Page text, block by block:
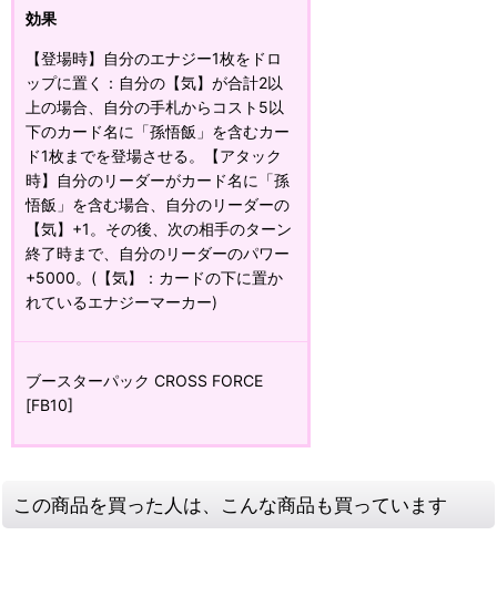
効果
【登場時】自分のエナジー1枚をドロ
ップに置く：自分の【気】が合計2以
上の場合、自分の手札からコスト5以
下のカード名に「孫悟飯」を含むカー
ド1枚までを登場させる。【アタック
時】自分のリーダーがカード名に「孫
悟飯」を含む場合、自分のリーダーの
【気】+1。その後、次の相手のターン
終了時まで、自分のリーダーのパワー
+5000。(【気】：カードの下に置か
れているエナジーマーカー)
ブースターパック CROSS FORCE
[FB10]
この商品を買った人は、こんな商品も買っています